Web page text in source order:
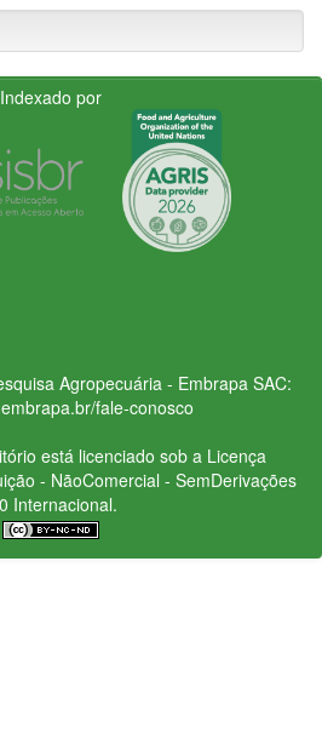
Indexado por
Agropecuária - Embrapa SAC:
fale-conosco
está licenciado sob a Licença
- NãoComercial - SemDerivações
Internacional.